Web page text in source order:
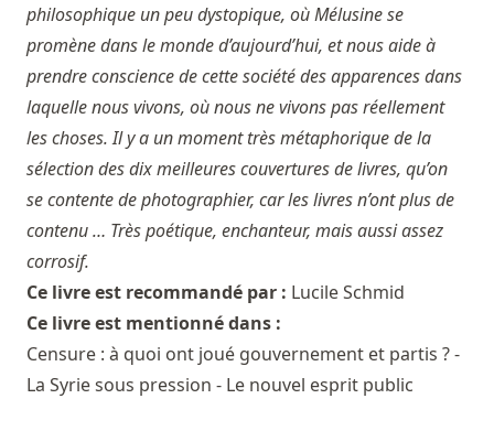
philosophique un peu dystopique, où Mélusine se
promène dans le monde d’aujourd’hui, et nous aide à
prendre conscience de cette société des apparences dans
laquelle nous vivons, où nous ne vivons pas réellement
les choses. Il y a un moment très métaphorique de la
sélection des dix meilleures couvertures de livres, qu’on
se contente de photographier, car les livres n’ont plus de
contenu … Très poétique, enchanteur, mais aussi assez
corrosif.
Ce livre est recommandé par : Lucile Schmid
Ce livre est mentionné dans :
Censure : à quoi ont joué gouvernement et partis ? -
La Syrie sous pression - Le nouvel esprit public